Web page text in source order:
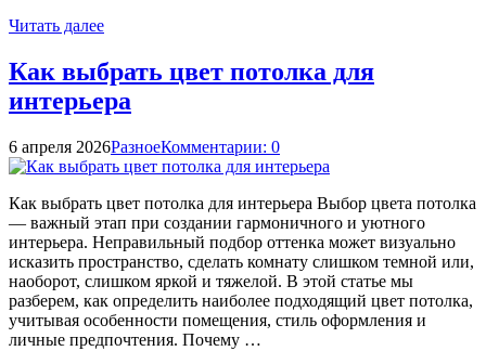
Читать далее
Как выбрать цвет потолка для
интерьера
6 апреля 2026РазноеКомментарии: 0
Как выбрать цвет потолка для интерьера Выбор цвета потолка
— важный этап при создании гармоничного и уютного
интерьера. Неправильный подбор оттенка может визуально
исказить пространство, сделать комнату слишком темной или,
наоборот, слишком яркой и тяжелой. В этой статье мы
разберем, как определить наиболее подходящий цвет потолка,
учитывая особенности помещения, стиль оформления и
личные предпочтения. Почему …